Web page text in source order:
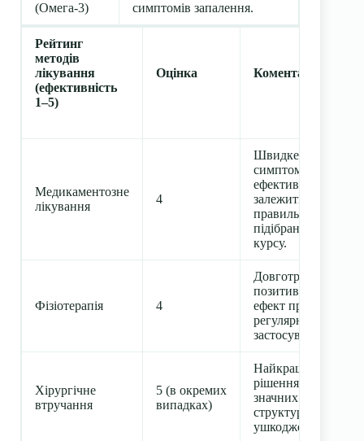
(Омега-3) симптомів запалення.
Рейтинг
методів
лікування
(ефективність
1–5)
Оцінка Коментар
Медикаментозне
лікування
4
Швидке зняття
симптомів;
ефективність
залежить від
правильно
підібраного
курсу.
Фізіотерапія 4
Довготривалий
позитивний
ефект при
регулярному
застосуванні.
Хірургічне
втручання
5 (в окремих
випадках)
Найкраще
рішення при
значних
структурних
ушкодженнях.